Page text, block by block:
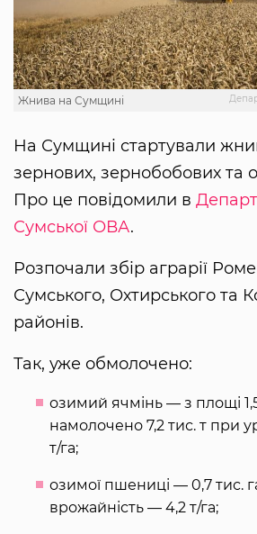
Жнива на Сумщині
На Сумщині стартували
зернових, зернобобових та
Про це повідомили в
Сумської ОВА.
Розпочали збір аграрії
Сумського, Охтирського та
районів.
Так, уже обмолочено:
озимий ячмінь — з площі
намолочено 7,2 тис. т при
т/га;
озимої пшениці — 0,7 тис.
врожайність — 4,2 т/га;